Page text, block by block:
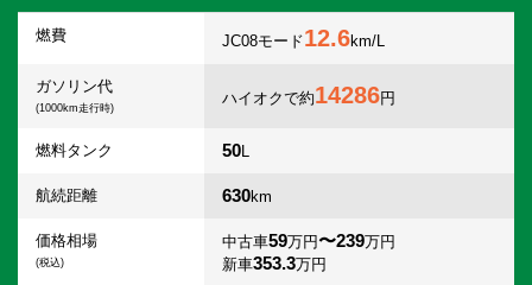
燃費 JC08モード12.6km/L
ガソリン代
(1000km走行時)
ハイオクで約14286円
燃料タンク 50L
航続距離 630km
価格相場
(税込)
中古車59万円〜239万円
新車353.3万円